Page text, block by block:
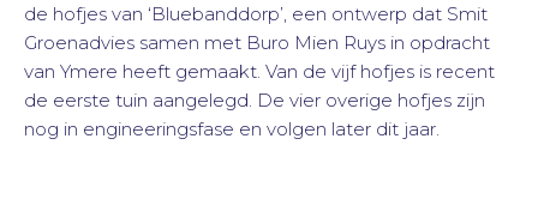
de hofjes van ‘Bluebanddorp’, een ontwerp dat Smit
Groenadvies samen met Buro Mien Ruys in opdracht
van Ymere heeft gemaakt. Van de vijf hofjes is recent
de eerste tuin aangelegd. De vier overige hofjes zijn
nog in engineeringsfase en volgen later dit jaar.